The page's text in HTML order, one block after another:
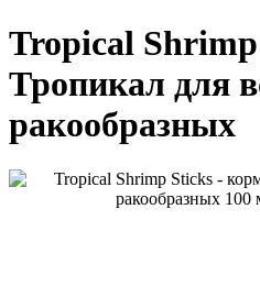
Tropical
Тропикал для
ракообразных